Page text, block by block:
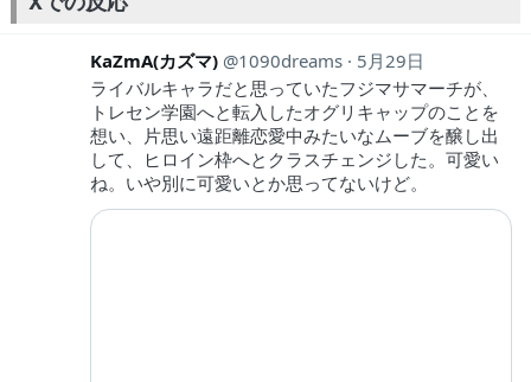
ップの実力次々… そんでもってヤエノムテキのレースセンスを…
KaZmA(カズマ) 1090dreams
5月29日
ライバルキャラだと思っていたフジマサマーチが、
トレセン学園へと転入したオグリキャップのことを
想い、片思い遠距離恋愛中みたいなムーブを醸し出
して、ヒロイン枠へとクラスチェンジした。可愛い
ね。いや別に可愛いとか思ってないけど。